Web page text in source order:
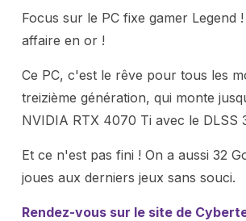
Focus sur le PC fixe gamer
affaire en or !
Ce PC, c'est le rêve pour tous les
treizième génération, qui monte
NVIDIA RTX 4070 Ti avec le DLSS
Et ce n'est pas fini ! On a aussi 32
joues aux derniers jeux sans souci.
Rendez-vous sur le site de